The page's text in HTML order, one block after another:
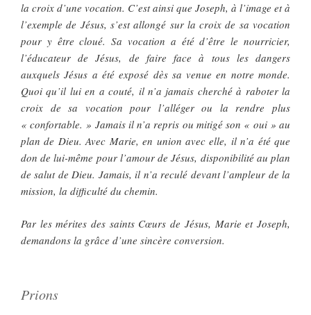
la croix d’une vocation. C’est ainsi que Joseph, à l’image et à
l’exemple de Jésus, s’est allongé sur la croix de sa vocation
pour y être cloué. Sa vocation a été d’être le nourricier,
l’éducateur de Jésus, de faire face à tous les dangers
auxquels Jésus a été exposé dès sa venue en notre monde.
Quoi qu’il lui en a couté, il n’a jamais cherché à raboter la
croix de sa vocation pour l’alléger ou la rendre plus
« confortable. » Jamais il n’a repris ou mitigé son « oui » au
plan de Dieu. Avec Marie, en union avec elle, il n’a été que
don de lui-même pour l’amour de Jésus, disponibilité au plan
de salut de Dieu. Jamais, il n’a reculé devant l’ampleur de la
mission, la difficulté du chemin.
Par les mérites des saints Cœurs de Jésus, Marie et Joseph,
demandons la grâce d’une sincère conversion.
Prions